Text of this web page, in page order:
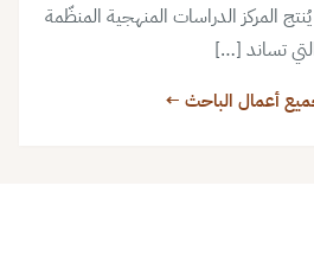
المركز الدراسات المنهجية المنظّمة
تساند […]
أعمال الباحث ←